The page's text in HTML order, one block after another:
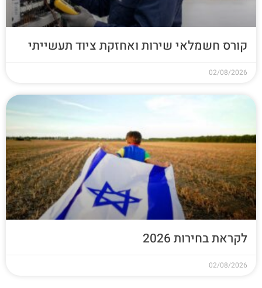
קורס חשמלאי שירות ואחזקת ציוד תעשייתי
02/08/2026
לקראת בחירות 2026
02/08/2026